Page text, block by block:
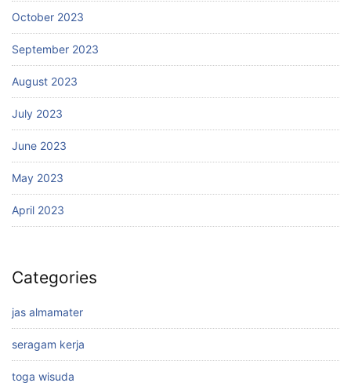
October 2023
September 2023
August 2023
July 2023
June 2023
May 2023
April 2023
Categories
jas almamater
seragam kerja
toga wisuda